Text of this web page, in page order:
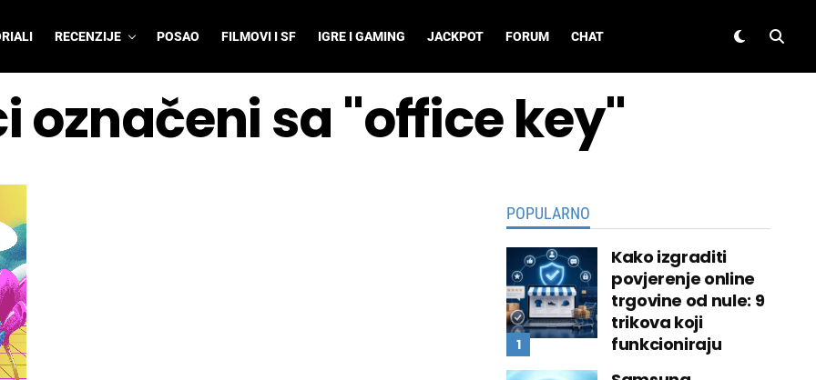
RECENZIJE POSAO FILMOVI I SF IGRE I GAMING JACKPOT FORUM CHAT
označeni sa "office key"
POPULARNO
Kako izgraditi
povjerenje online
trgovine od nule: 9
trikova koji
funkcioniraju